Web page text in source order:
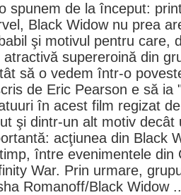
spunem de la început:
Black Widownu prea
şi motivul pentru care,
atractivă supereroină din
să o vedem într-o
de Eric Pearson e să ia
în acest film regizat
şi dintr-un alt motiv decât
acţiunea din Black
între evenimentele din
War. Prin urmare,
Romanoff/Black Widow